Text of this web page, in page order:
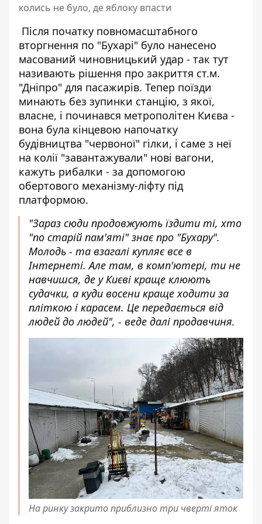
колись не було, де яблоку впасти
Після початку повномасштабного
вторгнення по "Бухарі" було нанесено
масований чиновницький удар - так тут
називають рішення про закриття ст.м.
"Дніпро" для пасажирів. Тепер поїзди
минають без зупинки станцію, з якої,
власне, і починався метрополітен Києва -
вона була кінцевою напочатку
будівництва "червоної" гілки, і саме з неї
на колії "завантажували" нові вагони,
кажуть рибалки - за допомогою
обертового механізму-ліфту під
платформою.
"Зараз сюди продовжують їздити ті, хто
"по старій пам'яті" знає про "Бухару".
Молодь - та взагалі купляє все в
Інтернеті. Але там, в комп'ютері, ти не
навчишся, де у Києві краще клюють
судачки, а куди восени краще ходити за
пліткою і карасем. Це передається від
людей до людей", - веде далі продавчиня.
На ринку закрито приблизно три чверті яток